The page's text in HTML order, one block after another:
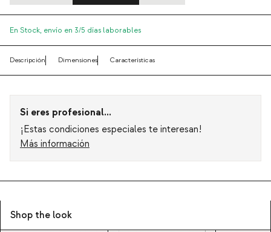
En Stock, envío en 3/5 días laborables
Descripción Dimensiones Características
Si eres profesional...
¡Estas condiciones especiales te interesan!
Más información
Shop the look